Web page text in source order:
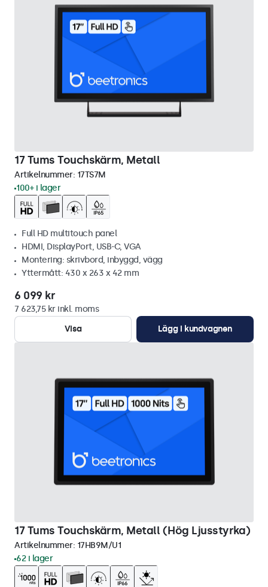
17 Tums Touchskärm, Metall
Artikelnummer: 17TS7M
100+ i lager
Full HD multitouch panel
HDMI, DisplayPort, USB-C, VGA
Montering: skrivbord, inbyggd, vägg
Yttermått: 430 x 263 x 42 mm
6 099 kr
7 623,75 kr inkl. moms
Visa
Lägg i kundvagnen
17 Tums Touchskärm, Metall (Hög Ljusstyrka)
Artikelnummer: 17HB9M/U1
62 i lager